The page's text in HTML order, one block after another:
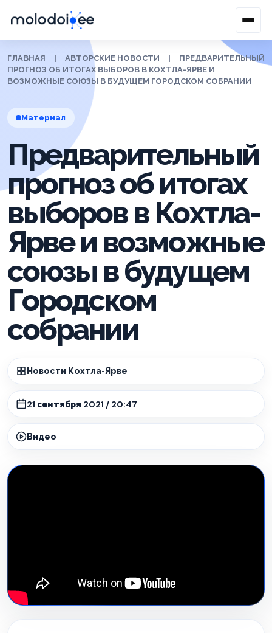
ГЛАВНАЯ АВТОРСКИЕ НОВОСТИ
ПРЕДВАРИТЕЛЬНЫЙ
ПРОГНОЗ ОБ ИТОГАХ ВЫБОРОВ В КОХТЛА-ЯРВЕ И
ВОЗМОЖНЫЕ СОЮЗЫ В БУДУЩЕМ ГОРОДСКОМ СОБРАНИИ
Материал
Предварительный
прогноз об итогах
выборов в Кохтла-
Ярве и возможные
союзы в будущем
Городском
собрании
Новости Кохтла-Ярве
21 сентября 2021 / 20:47
Видео